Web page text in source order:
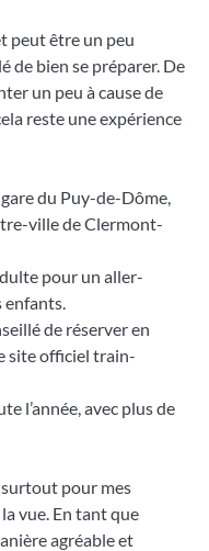
peut être un peu
de bien se préparer. De
un peu à cause de
reste une expérience
du Puy-de-Dôme,
ville de Clermont-
pour un aller-
enfants.
de réserver en
site officiel train-
l’année, avec plus de
pour mes
vue. En tant que
agréable et